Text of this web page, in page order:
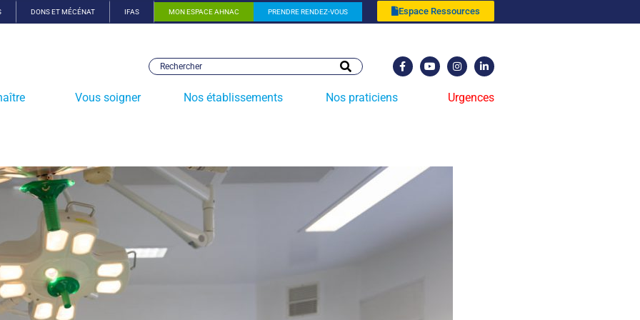
DONS ET MÉCÉNAT IFAS MON ESPACE AHNAC PRENDRE RENDEZ-VOUS Espace Ressources
Vous soigner Nos établissements Nos praticiens Urgences